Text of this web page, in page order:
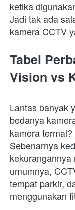
ketika
Jadi tak ada
kamera CCTV
Tabel
Vision vs
Lantas banyak
bedanya
kamera
Sebenarnya
umumnya,
tempat parkir,
menggunakan